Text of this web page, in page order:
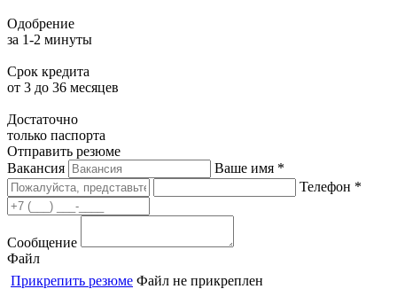
Одобрение
за 1-2 минуты
Срок кредита
от 3 до 36 месяцев
Достаточно
только паспорта
Отправить резюме
Вакансия
Ваше имя *
Телефон *
Сообщение
Файл
Прикрепить резюме Файл не прикреплен